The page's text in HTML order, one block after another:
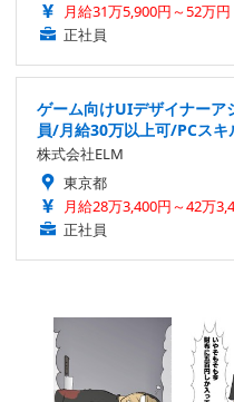
月給31万5,900円～52万円
正社員
ゲーム向けUIデザイナーア
員/月給30万以上可/PCス
株式会社ELM
東京都
月給28万3,400円～42万
正社員